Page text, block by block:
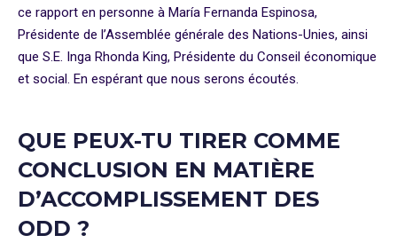
ce rapport en personne à María Fernanda Espinosa,
Présidente de l’Assemblée générale des Nations-Unies, ainsi
que S.E. Inga Rhonda King, Présidente du Conseil économique
et social. En espérant que nous serons écoutés.
QUE PEUX-TU TIRER COMME
CONCLUSION EN MATIÈRE
D’ACCOMPLISSEMENT DES
ODD ?